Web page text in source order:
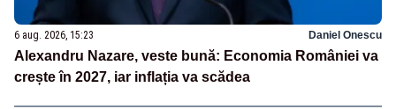
6 aug. 2026, 15:23 Daniel Onescu
Alexandru Nazare, veste bună: Economia României va
crește în 2027, iar inflația va scădea